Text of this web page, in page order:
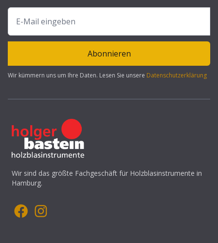
Abonnieren
Wir kümmern uns um Ihre Daten. Lesen Sie unsere Datenschutzerklärung
Wir sind das größte Fachgeschäft für Holzblasinstrumente in
Hamburg.